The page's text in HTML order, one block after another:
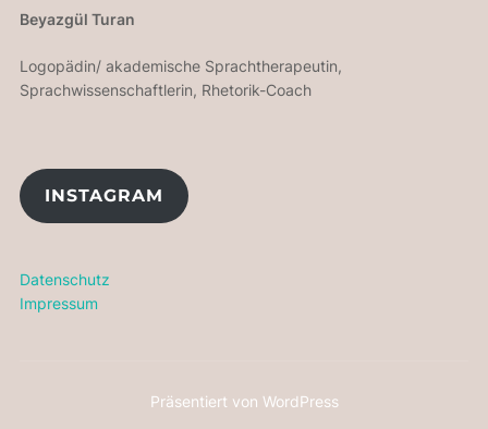
Beyazgül Turan
Logopädin/ akademische Sprachtherapeutin,
Sprachwissenschaftlerin, Rhetorik-Coach
INSTAGRAM
Datenschutz
Impressum
Präsentiert von WordPress